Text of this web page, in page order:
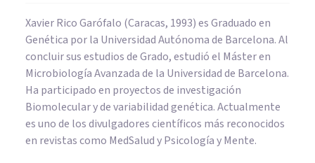
Xavier Rico Garófalo (Caracas, 1993) es Graduado en
Genética por la Universidad Autónoma de Barcelona. Al
concluir sus estudios de Grado, estudió el Máster en
Microbiología Avanzada de la Universidad de Barcelona.
Ha participado en proyectos de investigación
Biomolecular y de variabilidad genética. Actualmente
es uno de los divulgadores científicos más reconocidos
en revistas como MedSalud y Psicología y Mente.